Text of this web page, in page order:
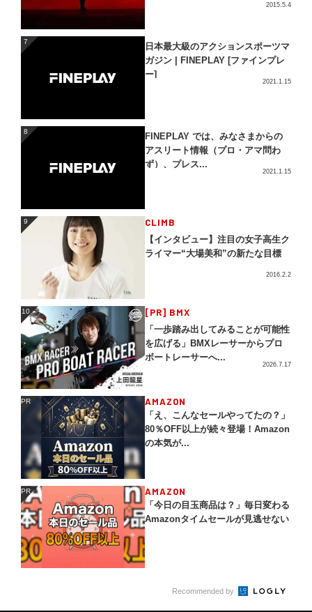
2015.5.4
7
日本最大級のアクションスポーツマ
ガジン | FINEPLAY [ファインプレ
ー]
2021.1.15
8
FINEPLAY では、みなさまからの
アスリート情報（プロ・アマ問わ
ず）、プレス...
2021.1.15
9 CLIMB
【インタビュー】注目の女子高生ク
ライマー“大場美和”の新たな目標
2016.2.2
10 [PR] BMX
「一歩踏み出してみることが可能性
を広げる」BMXレーサーからプロ
ボートレーサーへ...
2026.7.17
PR AMAZON
「え、こんなセールやってたの？」
80％OFF以上が続々登場！Amazon
の本気が...
PR AMAZON
「今日の目玉商品は？」毎日変わる
Amazonタイムセールが見逃せない
Recommended by